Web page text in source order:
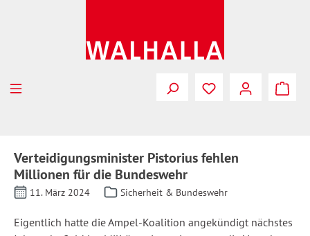
Verteidigungsminister Pistorius fehlen
Millionen für die Bundeswehr
11. März 2024 Sicherheit & Bundeswehr
Eigentlich hatte die Ampel-Koalition angekündigt nächstes